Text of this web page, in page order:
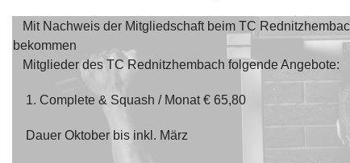
Bei unserem Partner "Fitness Complete" erhalten
für das Fit bleiben.Mehr....
Mit Nachweis der Mitgliedschaft beim TC
bekommen
Mitglieder des TC Rednitzhembach folgende Angebote:
1. Complete & Squash / Monat € 65,80
Dauer Oktober bis inkl. März